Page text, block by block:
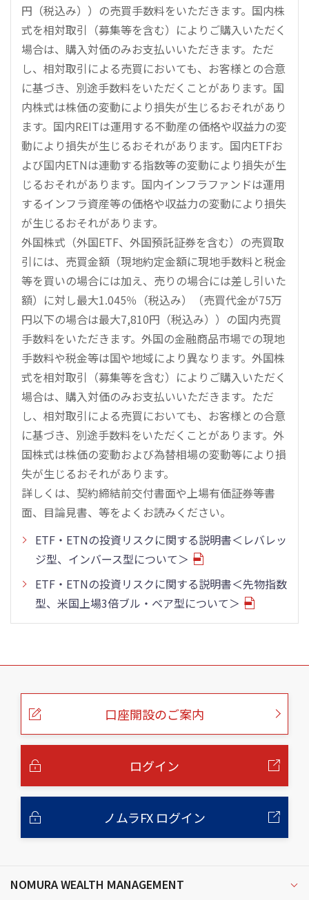
円（税込み））の売買手数料をいただきます。国内株
式を相対取引（募集等を含む）によりご購入いただく
場合は、購入対価のみお支払いいただきます。ただ
し、相対取引による売買においても、お客様との合意
に基づき、別途手数料をいただくことがあります。国
内株式は株価の変動により損失が生じるおそれがあり
ます。国内REITは運用する不動産の価格や収益力の変
動により損失が生じるおそれがあります。国内ETFお
よび国内ETNは連動する指数等の変動により損失が生
じるおそれがあります。国内インフラファンドは運用
するインフラ資産等の価格や収益力の変動により損失
が生じるおそれがあります。
外国株式（外国ETF、外国預託証券を含む）の売買取
引には、売買金額（現地約定金額に現地手数料と税金
等を買いの場合には加え、売りの場合には差し引いた
額）に対し最大1.045％（税込み）（売買代金が75万
円以下の場合は最大7,810円（税込み））の国内売買
手数料をいただきます。外国の金融商品市場での現地
手数料や税金等は国や地域により異なります。外国株
式を相対取引（募集等を含む）によりご購入いただく
場合は、購入対価のみお支払いいただきます。ただ
し、相対取引による売買においても、お客様との合意
に基づき、別途手数料をいただくことがあります。外
国株式は株価の変動および為替相場の変動等により損
失が生じるおそれがあります。
詳しくは、契約締結前交付書面や上場有価証券等書
面、目論見書、等をよくお読みください。
ETF・ETNの投資リスクに関する説明書＜レバレッ
ジ型、インバース型について＞
ETF・ETNの投資リスクに関する説明書＜先物指数
型、米国上場3倍ブル・ベア型について＞
こ
口座開設のご案内
ログイン
ノムラFX ログイン
NOMURA WEALTH MANAGEMENT